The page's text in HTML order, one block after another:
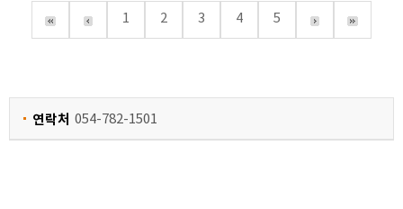
1 2 3 4 5
연락처 054-782-1501